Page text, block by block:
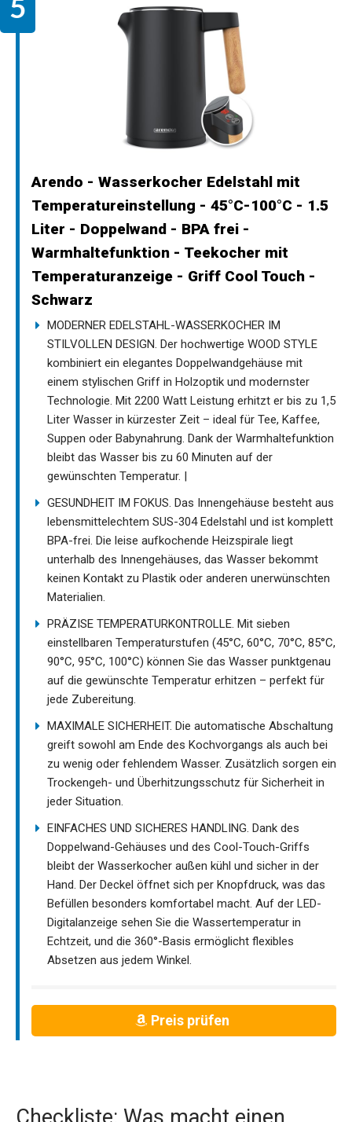
Arendo - Wasserkocher Edelstahl mit
Temperatureinstellung - 45°C-100°C - 1.5
Liter - Doppelwand - BPA frei -
Warmhaltefunktion - Teekocher mit
Temperaturanzeige - Griff Cool Touch -
Schwarz
MODERNER EDELSTAHL-WASSERKOCHER IM
STILVOLLEN DESIGN. Der hochwertige WOOD STYLE
kombiniert ein elegantes Doppelwandgehäuse mit
einem stylischen Griff in Holzoptik und modernster
Technologie. Mit 2200 Watt Leistung erhitzt er bis zu 1,5
Liter Wasser in kürzester Zeit – ideal für Tee, Kaffee,
Suppen oder Babynahrung. Dank der Warmhaltefunktion
bleibt das Wasser bis zu 60 Minuten auf der
gewünschten Temperatur. |
GESUNDHEIT IM FOKUS. Das Innengehäuse besteht aus
lebensmittelechtem SUS-304 Edelstahl und ist komplett
BPA-frei. Die leise aufkochende Heizspirale liegt
unterhalb des Innengehäuses, das Wasser bekommt
keinen Kontakt zu Plastik oder anderen unerwünschten
Materialien.
PRÄZISE TEMPERATURKONTROLLE. Mit sieben
einstellbaren Temperaturstufen (45°C, 60°C, 70°C, 85°C,
90°C, 95°C, 100°C) können Sie das Wasser punktgenau
auf die gewünschte Temperatur erhitzen – perfekt für
jede Zubereitung.
MAXIMALE SICHERHEIT. Die automatische Abschaltung
greift sowohl am Ende des Kochvorgangs als auch bei
zu wenig oder fehlendem Wasser. Zusätzlich sorgen ein
Trockengeh- und Überhitzungsschutz für Sicherheit in
jeder Situation.
EINFACHES UND SICHERES HANDLING. Dank des
Doppelwand-Gehäuses und des Cool-Touch-Griffs
bleibt der Wasserkocher außen kühl und sicher in der
Hand. Der Deckel öffnet sich per Knopfdruck, was das
Befüllen besonders komfortabel macht. Auf der LED-
Digitalanzeige sehen Sie die Wassertemperatur in
Echtzeit, und die 360°-Basis ermöglicht flexibles
Absetzen aus jedem Winkel.
Preis prüfen